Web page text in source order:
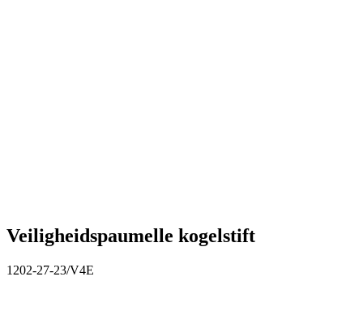
Veiligheidspaumelle kogelstift
1202-27-23/V4E